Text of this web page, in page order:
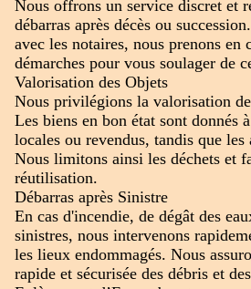
Nous offrons un service discret et
débarras après décès ou
avec les notaires, nous prenons en
démarches pour vous soulager de
Valorisation des Objets
Nous privilégions la valorisation
Les biens en bon état sont donnés
locales ou revendus, tandis que les
Nous limitons ainsi les déchets et
réutilisation.
Débarras après Sinistre
En cas d'incendie, de dégât des
sinistres, nous intervenons
les lieux endommagés. Nous
rapide et sécurisée des débris et